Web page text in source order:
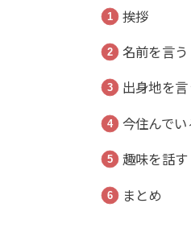
挨拶
名前を言う
出身地を言
今住んで
趣味を話す
まとめ